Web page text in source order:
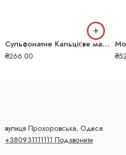
Сульфонатне Кальцієве мастило Mobil Centaur XHP 221 0.39 кг 5224
₴266.00 ₴
вулиця Прохоровська, Одеса
+380931111111 Подзвонити